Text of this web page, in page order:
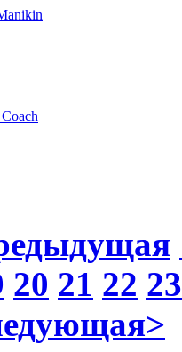
20 21 22 23